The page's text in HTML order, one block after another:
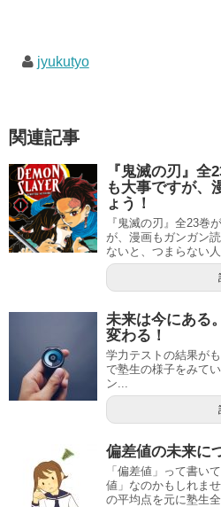
jyukutyo
関連記事
『鬼滅の刃』
も大事ですが、
ょう！
『鬼滅の刃』全23巻
が、漫画もガンガン
ないと、つまらない人
未来は今にある
変わる！
学力テストの結果が
で塾生の様子をみて
ン...
偏差値の未来に
「偏差値」って書い
値」なのかもしれま
の平均点を元に塾生全